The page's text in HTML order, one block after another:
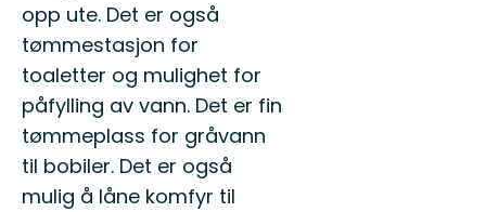
opp ute. Det er også
tømmestasjon for
toaletter og mulighet for
påfylling av vann. Det er fin
tømmeplass for gråvann
til bobiler. Det er også
mulig å låne komfyr til